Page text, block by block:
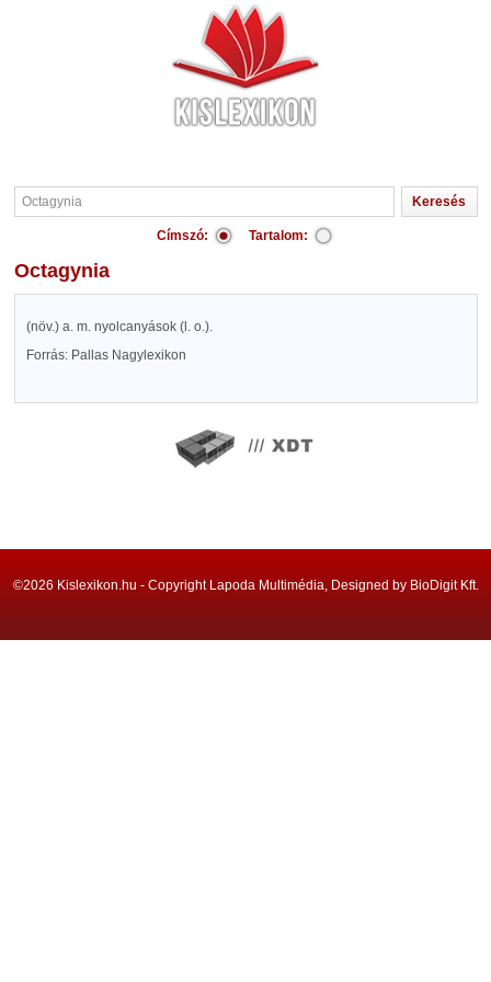
Címszó: Tartalom:
Octagynia
(növ.) a. m. nyolcanyások (l. o.).
Forrás: Pallas Nagylexikon
©2026 Kislexikon.hu - Copyright Lapoda Multimédia, Designed by BioDigit Kft.